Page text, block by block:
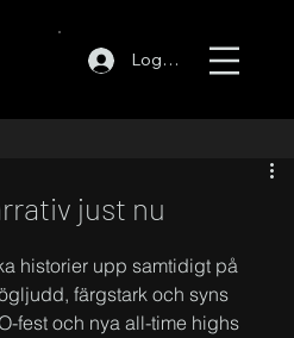
Logga in
just nu
historier upp samtidigt på
färgstark och syns
fest och nya all-time highs